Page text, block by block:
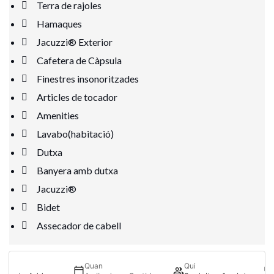
Terra de rajoles
Hamaques
Jacuzzi® Exterior
Cafetera de Càpsula
Finestres insonoritzades
Articles de tocador
Amenities
Lavabo(habitació)
Dutxa
Banyera amb dutxa
Jacuzzi®
Bidet
Assecador de cabell
Veure habitació
Quan Qui